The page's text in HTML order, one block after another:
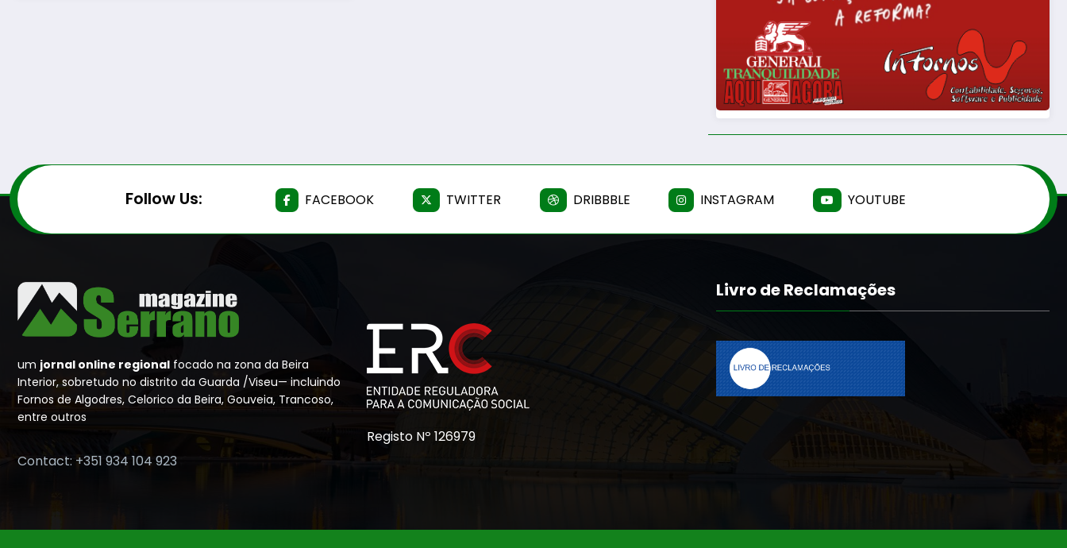
Follow Us: FACEBOOK TWITTER DRIBBBLE INSTAGRAM YOUTUBE
um jornal online regional focado na zona da Beira
Interior, sobretudo no distrito da Guarda /Viseu— incluindo
Fornos de Algodres, Celorico da Beira, Gouveia, Trancoso,
entre outros
Contact: +351 934 104 923
Registo Nº 126979
Livro de Reclamações